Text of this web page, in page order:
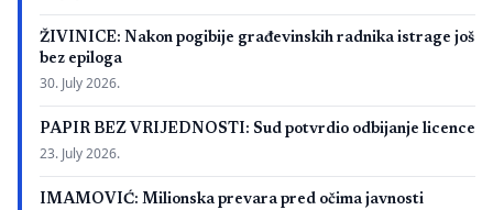
ŽIVINICE: Nakon pogibije građevinskih radnika istrage još
bez epiloga
30. July 2026.
PAPIR BEZ VRIJEDNOSTI: Sud potvrdio odbijanje licence
23. July 2026.
IMAMOVIĆ: Milionska prevara pred očima javnosti